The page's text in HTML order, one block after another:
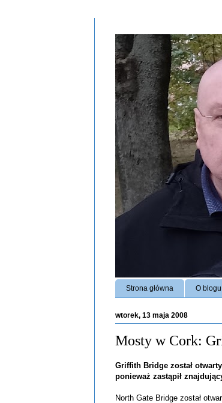
Strona główna O blogu
wtorek, 13 maja 2008
Mosty w Cork:
Griffith Bridge został
ponieważ zastąpił
North Gate Bridge został